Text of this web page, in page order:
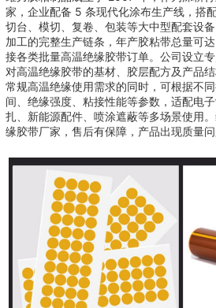
家，企业配备 5 条现代化涂布生产线，搭
切台、模切、复卷、包装等大中型配套设
加工的完整生产链条，年产胶粘带总量可
接各类批量高温绝缘胶带订单。公司设立
对高温绝缘胶带的基材、胶层配方及产品
常规高温绝缘使用需求的同时，可根据不
间、绝缘强度、粘接性能等参数，适配电
扎、新能源配件、喷涂遮蔽等多场景使用
缘胶带厂家，售后有保障，产品出现质量问